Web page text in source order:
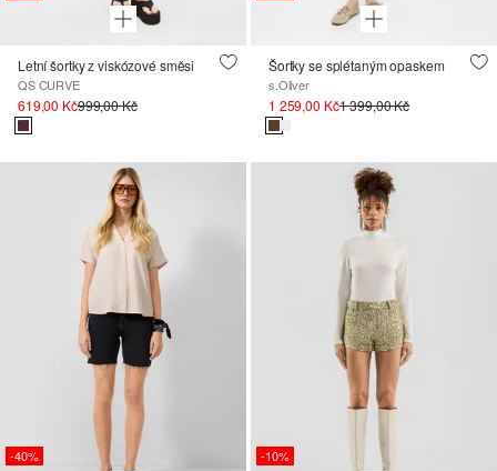
Letní šortky z viskózové směsi
QS CURVE
619,00 Kč999,00 Kč
Šortky se splétaným opaskem
s.Oliver
1 259,00 Kč1 399,00 Kč
-40% -10%